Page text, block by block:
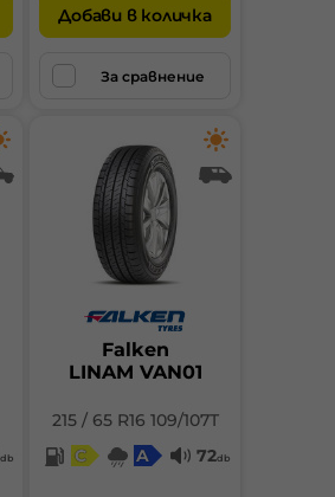
Добави в количка
За сравнение
db
Falken
LINAM VAN01
215 / 65 R16 109/107T
C
A 72db